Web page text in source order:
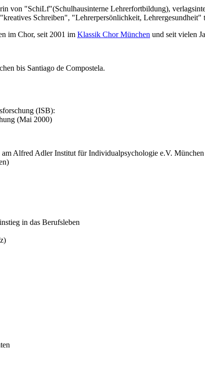
von "SchiLf"(Schulhausinterne Lehrerfortbildung),
Schreiben", "Lehrerpersönlichkeit, Lehrergesundheit"
im Chor, seit 2001 im Klassik Chor München und seit vielen
bis Santiago de Compostela.
(ISB):
(Mai 2000)
Alfred Adler Institut für Individualpsychologie e.V. München
in das Berufsleben